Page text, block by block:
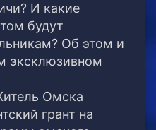
И какие
будут
Об этом и
эксклюзивном
Омска
грант на